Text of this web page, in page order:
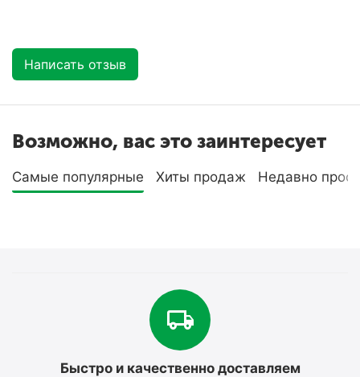
Написать отзыв
Возможно, вас это заинтересует
Самые популярные Хиты продаж Недавно
Быстро и качественно доставляем